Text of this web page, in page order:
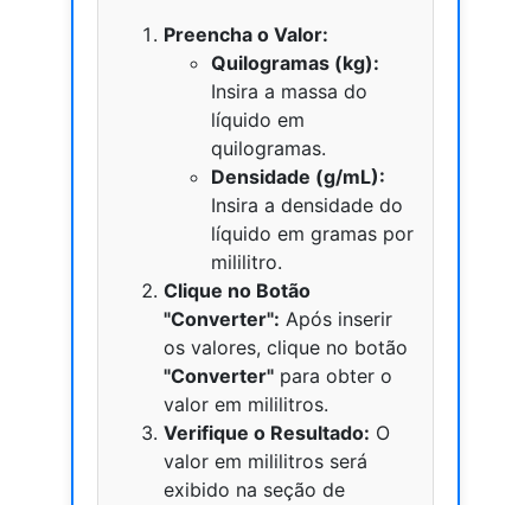
Preencha o Valor:
Quilogramas (kg):
Insira a massa do
líquido em
quilogramas.
Densidade (g/mL):
Insira a densidade do
líquido em gramas por
mililitro.
Clique no Botão
"Converter": Após inserir
os valores, clique no botão
"Converter" para obter o
valor em mililitros.
Verifique o Resultado: O
valor em mililitros será
exibido na seção de